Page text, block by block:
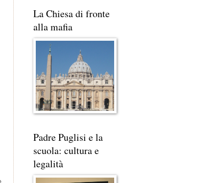
La Chiesa di fronte
alla mafia
Padre Puglisi e la
scuola: cultura e
legalità